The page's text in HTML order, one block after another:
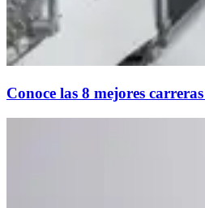
Conoce las 8 mejores